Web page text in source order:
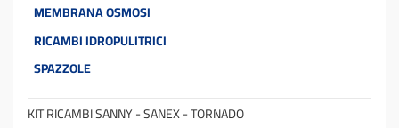
MEMBRANA OSMOSI
RICAMBI IDROPULITRICI
SPAZZOLE
KIT RICAMBI SANNY - SANEX - TORNADO